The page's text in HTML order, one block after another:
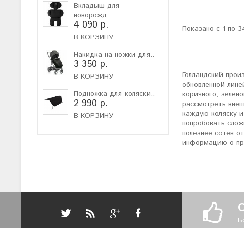
Вкладыш для
новорожд..
4 090 р.
В КОРЗИНУ
Накидка на ножки для..
3 350 р.
В КОРЗИНУ
Подножка для коляски..
2 990 р.
В КОРЗИНУ
Показано с 1 по
Голландский
обновленной
коричного,
рассмотреть
каждую коляску
попробовать
полезнее сотен
информацию о